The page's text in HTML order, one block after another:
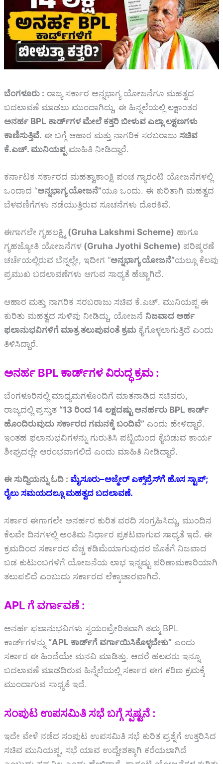
ಬೆಂಗಳೂರು : ರಾಜ್ಯ ಸರ್ಕಾರ ಅನ್ನಭಾಗ್ಯ ಯೋಜನೆಗೂ ಮಹತ್ವದ
ಬದಲಾವಣೆ ಮಾಡಲು ಮುಂದಾಗಿದ್ದು, ಈ ಹಿನ್ನಲೆಯಲ್ಲಿ ಲಕ್ಷಾಂತರ
ಅನರ್ಹ BPL ಕಾರ್ಡ್‌ಗಳ ಮೇಲೆ ಕತ್ತರಿ ಬೀಳುವ ಎಲ್ಲಾ ಲಕ್ಷಣಗಳು
ಕಾಣಿಸುತ್ತಿವೆ. ಈ ಬಗ್ಗೆ ಆಹಾರ ಮತ್ತು ನಾಗರಿಕ ಸರಬರಾಜು ಸಚಿವ
ಕೆ.ಎಚ್. ಮುನಿಯಪ್ಪ ಮಾಹಿತಿ ನೀಡಿದ್ದಾರೆ.
ಕರ್ನಾಟಕ ಸರ್ಕಾರದ ಮಹತ್ವಾಕಾಂಕ್ಷಿ ಪಂಚ ಗ್ಯಾರಂಟಿ ಯೋಜನೆಗಳಲ್ಲಿ
ಒಂದಾದ “ಅನ್ನಭಾಗ್ಯ ಯೋಜನೆ”ಯೂ ಒಂದು. ಈ ಕುರಿತಾಗಿ ಮಹತ್ವದ
ಬೆಳವಣಿಗೆಗಳು ನಡೆಯುತ್ತಿರುವ ಸೂಚನೆಗಳು ದೊರಕಿವೆ.
ಈಗಾಗಲೇ ಗೃಹಲಕ್ಷ್ಮಿ (Gruha Lakshmi Scheme) ಹಾಗೂ
ಗೃಹಜ್ಯೋತಿ ಯೋಜನೆಗಳ (Gruha Jyothi Scheme) ಪರಿಷ್ಕರಣೆ
ಚರ್ಚೆಯಲ್ಲಿರುವ ಬೆನ್ನಲ್ಲೇ, ಇದೀಗ “ಅನ್ನಭಾಗ್ಯ ಯೋಜನೆ”ಯಲ್ಲೂ ಕೆಲವು
ಪ್ರಮುಖ ಬದಲಾವಣೆಗಳು ಆಗುವ ಸಾಧ್ಯತೆ ಹೆಚ್ಚಾಗಿದೆ.
ಆಹಾರ ಮತ್ತು ನಾಗರಿಕ ಸರಬರಾಜು ಸಚಿವ ಕೆ.ಎಚ್. ಮುನಿಯಪ್ಪ ಈ
ಕುರಿತು ಮಹತ್ವದ ಸುಳಿವು ನೀಡಿದ್ದು, ಯೋಜನೆ ನಿಜವಾದ ಅರ್ಹ
ಫಲಾನುಭವಿಗಳಿಗೆ ಮಾತ್ರ ತಲುಪುವಂತೆ ಕ್ರಮ ಕೈಗೊಳ್ಳಲಾಗುತ್ತಿದೆ ಎಂದು
ತಿಳಿಸಿದ್ದಾರೆ.
ಅನರ್ಹ BPL ಕಾರ್ಡ್‌ಗಳ ವಿರುದ್ಧ ಕ್ರಮ :
ಬೆಂಗಳೂರಿನಲ್ಲಿ ಮಾಧ್ಯಮಗಳೊಂದಿಗೆ ಮಾತನಾಡಿದ ಸಚಿವರು,
ರಾಜ್ಯದಲ್ಲಿ ಪ್ರಸ್ತುತ “13 ರಿಂದ 14 ಲಕ್ಷದಷ್ಟು ಅನರ್ಹರು BPL ಕಾರ್ಡ್
ಹೊಂದಿರುವುದು ಸರ್ಕಾರದ ಗಮನಕ್ಕೆ ಬಂದಿವೆ” ಎಂದು ಹೇಳಿದ್ದಾರೆ.
ಇಂತಹ ಫಲಾನುಭವಿಗಳನ್ನು ಗುರುತಿಸಿ ಪಟ್ಟಿಯಿಂದ ಕೈಬಿಡುವ ಕಾರ್ಯ
ಶೀಘ್ರದಲ್ಲೇ ಆರಂಭವಾಗಲಿದೆ ಎಂದು ಮಾಹಿತಿ ನೀಡಿದ್ದಾರೆ.
ಈ ಸುದ್ದಿಯನ್ನು ಓದಿ : ಮೈಸೂರು–ಅಜ್ಮೇರ್ ಎಕ್ಸ್‌ಪ್ರೆಸ್‌ಗೆ ಹೊಸ ಸ್ಟಾಪ್;
ರೈಲು ಸಮಯದಲ್ಲೂ ಮಹತ್ವದ ಬದಲಾವಣೆ.
ಸರ್ಕಾರ ಈಗಾಗಲೇ ಅನರ್ಹರ ಕುರಿತ ವರದಿ ಸಂಗ್ರಹಿಸಿದ್ದು, ಮುಂದಿನ
ಕೆಲವೇ ದಿನಗಳಲ್ಲಿ ಅಂತಿಮ ನಿರ್ಧಾರ ಪ್ರಕಟವಾಗುವ ಸಾಧ್ಯತೆ ಇದೆ. ಈ
ಕ್ರಮದಿಂದ ಸರ್ಕಾರದ ವೆಚ್ಚ ಕಡಿಮೆಯಾಗುವುದರ ಜೊತೆಗೆ ನಿಜವಾದ
ಬಡ ಕುಟುಂಬಗಳಿಗೆ ಯೋಜನೆಯ ಲಾಭ ಇನ್ನಷ್ಟು ಪರಿಣಾಮಕಾರಿಯಾಗಿ
ತಲುಪಲಿದೆ ಎಂಬುದು ಸರ್ಕಾರದ ಲೆಕ್ಕಾಚಾರವಾಗಿದೆ.
APL ಗೆ ವರ್ಗಾವಣೆ :
ಅನರ್ಹ ಫಲಾನುಭವಿಗಳು ಸ್ವಯಂಪ್ರೇರಿತವಾಗಿ ತಮ್ಮ BPL
ಕಾರ್ಡ್‌ಗಳನ್ನು “APL ಕಾರ್ಡ್‌ಗೆ ವರ್ಗಾಯಿಸಿಕೊಳ್ಳಬೇಕು” ಎಂದು
ಸರ್ಕಾರ ಈ ಹಿಂದೆಯೇ ಮನವಿ ಮಾಡಿತ್ತು. ಆದರೆ ಹಲವರು ಇನ್ನೂ
ಬದಲಾವಣೆ ಮಾಡದಿರುವ ಹಿನ್ನೆಲೆಯಲ್ಲಿ ಸರ್ಕಾರ ಈಗ ಕಠಿಣ ಕ್ರಮಕ್ಕೆ
ಮುಂದಾಗುವ ಸಾಧ್ಯತೆ ಇದೆ.
ಸಂಪುಟ ಉಪಸಮಿತಿ ಸಭೆ ಬಗ್ಗೆ ಸ್ಪಷ್ಟನೆ :
ಇದೇ ವೇಳೆ ನಡೆದ ಸಂಪುಟ ಉಪಸಮಿತಿ ಸಭೆ ಕುರಿತ ಪ್ರಶ್ನೆಗೆ ಉತ್ತರಿಸಿದ
ಸಚಿವ ಮುನಿಯಪ್ಪ, ಸಭೆ ಯಾವ ಉದ್ದೇಶಕ್ಕಾಗಿ ಕರೆಯಲಾಗಿದೆ